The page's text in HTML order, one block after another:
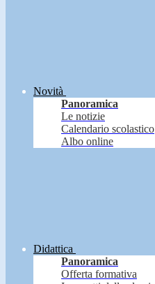
Novità
Panoramica
Le notizie
Calendario scolastico
Albo online
Didattica
Panoramica
Offerta formativa